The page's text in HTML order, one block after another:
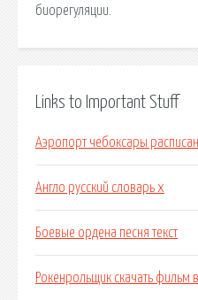
биорегуляции.
Links to Important Stuff
Аэропорт чебоксары
Англо русский словарь x
Боевые ордена песня текст
Рокенрольщик скачать фильм